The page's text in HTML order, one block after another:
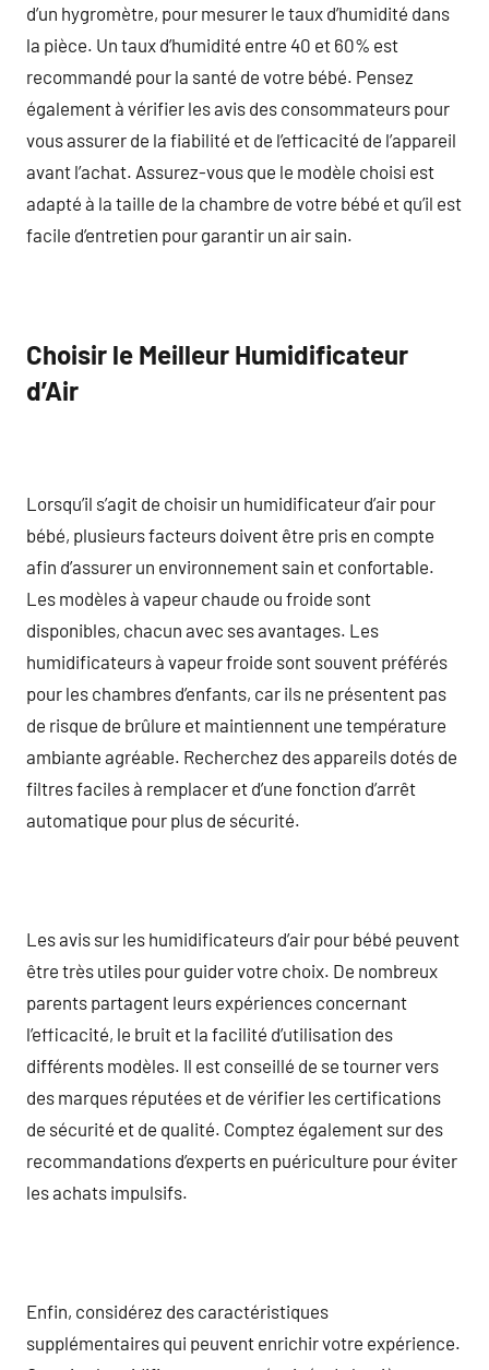
d’un hygromètre, pour mesurer le taux d’humidité dans
la pièce. Un taux d’humidité entre 40 et 60% est
recommandé pour la santé de votre bébé. Pensez
également à vérifier les avis des consommateurs pour
vous assurer de la fiabilité et de l’efficacité de l’appareil
avant l’achat. Assurez-vous que le modèle choisi est
adapté à la taille de la chambre de votre bébé et qu’il est
facile d’entretien pour garantir un air sain.
Choisir le Meilleur Humidificateur
d’Air
Lorsqu’il s’agit de choisir un humidificateur d’air pour
bébé, plusieurs facteurs doivent être pris en compte
afin d’assurer un environnement sain et confortable.
Les modèles à vapeur chaude ou froide sont
disponibles, chacun avec ses avantages. Les
humidificateurs à vapeur froide sont souvent préférés
pour les chambres d’enfants, car ils ne présentent pas
de risque de brûlure et maintiennent une température
ambiante agréable. Recherchez des appareils dotés de
filtres faciles à remplacer et d’une fonction d’arrêt
automatique pour plus de sécurité.
Les avis sur les humidificateurs d’air pour bébé peuvent
être très utiles pour guider votre choix. De nombreux
parents partagent leurs expériences concernant
l’efficacité, le bruit et la facilité d’utilisation des
différents modèles. Il est conseillé de se tourner vers
des marques réputées et de vérifier les certifications
de sécurité et de qualité. Comptez également sur des
recommandations d’experts en puériculture pour éviter
les achats impulsifs.
Enfin, considérez des caractéristiques
supplémentaires qui peuvent enrichir votre expérience.